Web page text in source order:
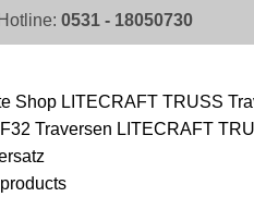
Hotline: 0531 - 18050730
Shop LITECRAFT TRUSS
F32 Traversen LITECRAFT